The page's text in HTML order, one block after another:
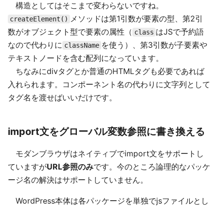
構造としてはそこまで変わらないですね。
createElement()
メソッドは第1引数が要素の型、第2引
数がオブジェクト型で要素の属性（ class はJSで予約語
なので代わりに className を使う）、第3引数が子要素や
テキストノードを含む配列になっています。
ちなみにdivタグとか普通のHTMLタグも必要であれば
入れられます。コンポーネント名の代わりに文字列として
タグ名を渡せばいいだけです。
import文をグローバル変数参照に書き換える
モダンブラウザはネイティブでimport文をサポートし
ていますがURL参照のみです。今のところ論理的なパッケ
ージ名の解決はサポートしていません。
WordPress本体は各パッケージを単独でjsファイルとし